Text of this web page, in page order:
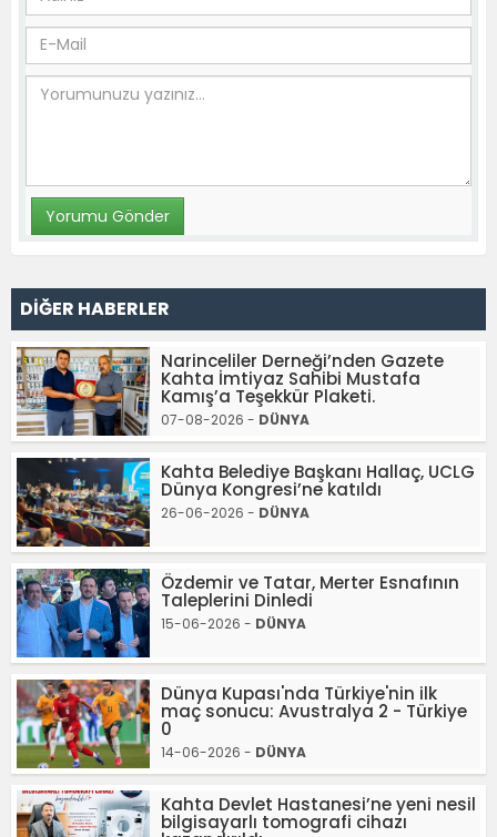
DİĞER HABERLER
Narinceliler Derneği’nden Gazete
Kahta İmtiyaz Sahibi Mustafa
Kamış’a Teşekkür Plaketi.
07-08-2026 - DÜNYA
Kahta Belediye Başkanı Hallaç, UCLG
Dünya Kongresi’ne katıldı
26-06-2026 - DÜNYA
Özdemir ve Tatar, Merter Esnafının
Taleplerini Dinledi
15-06-2026 - DÜNYA
Dünya Kupası'nda Türkiye'nin ilk
maç sonucu: Avustralya 2 - Türkiye
0
14-06-2026 - DÜNYA
Kahta Devlet Hastanesi’ne yeni nesil
bilgisayarlı tomografi cihazı